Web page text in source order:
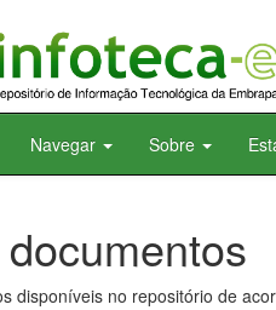
Navegar Sobre
disponíveis no repositório de